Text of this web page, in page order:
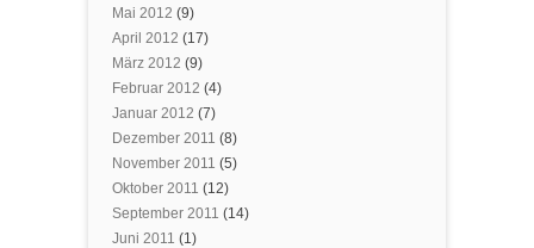
Mai 2012 (9)
April 2012 (17)
März 2012 (9)
Februar 2012 (4)
Januar 2012 (7)
Dezember 2011 (8)
November 2011 (5)
Oktober 2011 (12)
September 2011 (14)
Juni 2011 (1)